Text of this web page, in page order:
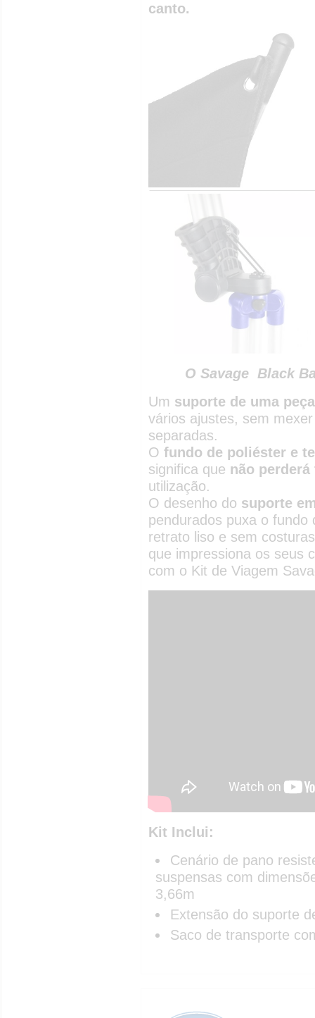
canto.
O Savage Black
Um suporte de uma peça
vários ajustes, sem
separadas.
O fundo de poliéster e
significa que não
utilização.
O desenho do suporte
pendurados puxa o
retrato liso e sem
que impressiona os seus
com o Kit de Viagem
Kit Inclui:
Cenário de pano
suspensas com
3,66m
Extensão do suporte
Saco de transporte